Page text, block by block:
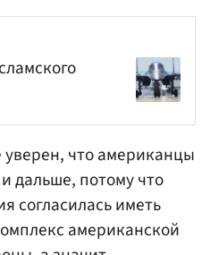
что американцы
дальше, потому что
согласилась иметь
американской